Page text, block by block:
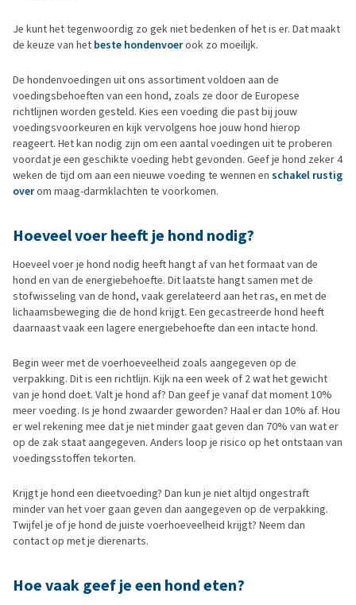
Je kunt het tegenwoordig zo gek niet bedenken of het is er. Dat maakt
de keuze van het beste hondenvoerook zo moeilijk.
De hondenvoedingen uit ons assortiment voldoen aan de
voedingsbehoeften van een hond, zoals ze door de Europese
richtlijnen worden gesteld. Kies een voeding die past bij jouw
voedingsvoorkeuren en kijk vervolgens hoe jouw hond hierop
reageert. Het kan nodig zijn om een aantal voedingen uit te proberen
voordat je een geschikte voeding hebt gevonden. Geef je hond zeker 4
weken de tijd om aan een nieuwe voeding te wennen en schakel rustig
overom maag-darmklachten te voorkomen.
Hoeveel voer heeft je hond nodig?
Hoeveel voer je hond nodig heeft hangt af van het formaat van de
hond en van de energiebehoefte. Dit laatste hangt samen met de
stofwisseling van de hond, vaak gerelateerd aan het ras, en met de
lichaamsbeweging die de hond krijgt. Een gecastreerde hond heeft
daarnaast vaak een lagere energiebehoefte dan een intacte hond.
Begin weer met de voerhoeveelheid zoals aangegeven op de
verpakking. Dit is een richtlijn. Kijk na een week of 2 wat het gewicht
van je hond doet. Valt je hond af? Dan geef je vanaf dat moment 10%
meer voeding. Is je hond zwaarder geworden? Haal er dan 10% af. Hou
er wel rekening mee dat je niet minder gaat geven dan 70% van wat er
op de zak staat aangegeven. Anders loop je risico op het ontstaan van
voedingsstoffen tekorten.
Krijgt je hond een dieetvoeding? Dan kun je niet altijd ongestraft
minder van het voer gaan geven dan aangegeven op de verpakking.
Twijfel je of je hond de juiste voerhoeveelheid krijgt? Neem dan
contact op met je dierenarts.
Hoe vaak geef je een hond eten?